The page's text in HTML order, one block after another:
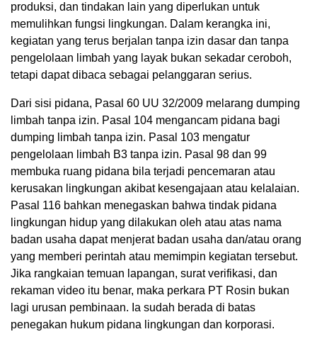
produksi, dan tindakan lain yang diperlukan untuk
memulihkan fungsi lingkungan. Dalam kerangka ini,
kegiatan yang terus berjalan tanpa izin dasar dan tanpa
pengelolaan limbah yang layak bukan sekadar ceroboh,
tetapi dapat dibaca sebagai pelanggaran serius.
Dari sisi pidana, Pasal 60 UU 32/2009 melarang dumping
limbah tanpa izin. Pasal 104 mengancam pidana bagi
dumping limbah tanpa izin. Pasal 103 mengatur
pengelolaan limbah B3 tanpa izin. Pasal 98 dan 99
membuka ruang pidana bila terjadi pencemaran atau
kerusakan lingkungan akibat kesengajaan atau kelalaian.
Pasal 116 bahkan menegaskan bahwa tindak pidana
lingkungan hidup yang dilakukan oleh atau atas nama
badan usaha dapat menjerat badan usaha dan/atau orang
yang memberi perintah atau memimpin kegiatan tersebut.
Jika rangkaian temuan lapangan, surat verifikasi, dan
rekaman video itu benar, maka perkara PT Rosin bukan
lagi urusan pembinaan. Ia sudah berada di batas
penegakan hukum pidana lingkungan dan korporasi.